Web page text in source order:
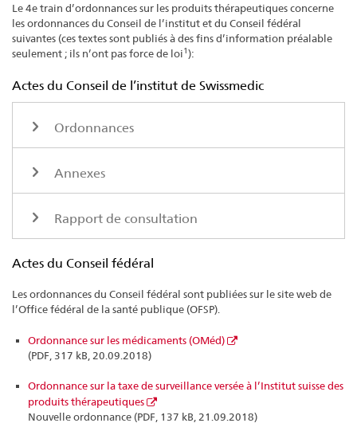
Le 4e train d’ordonnances sur les produits thérapeutiques concerne
les ordonnances du Conseil de l’institut et du Conseil fédéral
suivantes (ces textes sont publiés à des fins d’information préalable
seulement ; ils n’ont pas force de loi1):
Actes du Conseil de l’institut de Swissmedic
Ordonnances
Annexes
Rapport de consultation
Actes du Conseil fédéral
Les ordonnances du Conseil fédéral sont publiées sur le site web de
l’Office fédéral de la santé publique (OFSP).
Ordonnance sur les médicaments (OMéd)
(PDF, 317 kB, 20.09.2018)
Ordonnance sur la taxe de surveillance versée à l’Institut suisse des
produits thérapeutiques
Nouvelle ordonnance (PDF, 137 kB, 21.09.2018)